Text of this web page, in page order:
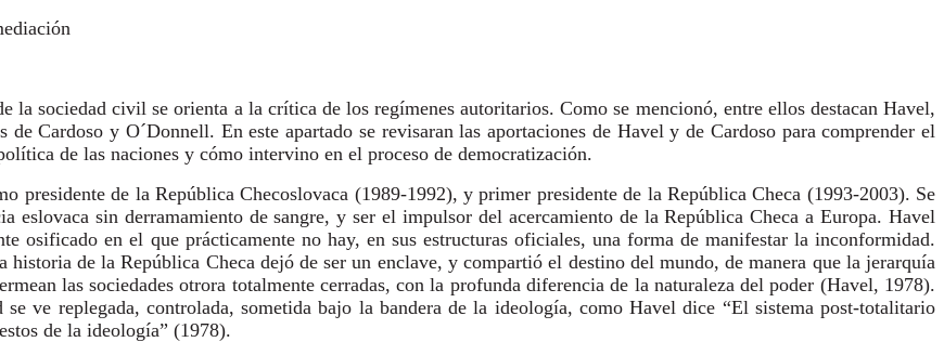
la sociedad civil se orienta a la crítica de los regímenes autoritarios. Como se mencionó, entre ellos destacan Havel,
Cardoso y O´Donnell. En este apartado se revisaran las aportaciones de Havel y de Cardoso para comprender el
de las naciones y cómo intervino en el proceso de democratización.
presidente de la República Checoslovaca (1989-1992), y primer presidente de la República Checa (1993-2003). Se
eslovaca sin derramamiento de sangre, y ser el impulsor del acercamiento de la República Checa a Europa. Havel
osificado en el que prácticamente no hay, en sus estructuras oficiales, una forma de manifestar la inconformidad.
de la República Checa dejó de ser un enclave, y compartió el destino del mundo, de manera que la jerarquía
las sociedades otrora totalmente cerradas, con la profunda diferencia de la naturaleza del poder (Havel, 1978).
ve replegada, controlada, sometida bajo la bandera de la ideología, como Havel dice “El sistema post-totalitario
de la ideología” (1978).